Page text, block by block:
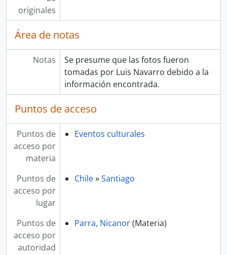
originales
Área de notas
Notas
Se presume que las fotos fueron
tomadas por Luis Navarro debido a la
información encontrada.
Puntos de acceso
Puntos de
acceso por
materia
Eventos culturales
Puntos de
acceso por
lugar
Chile»Santiago
Puntos de
acceso por
autoridad
Parra, Nicanor(Materia)